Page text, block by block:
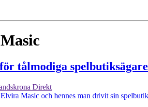
tålmodiga spelbutiksägare
Direkt